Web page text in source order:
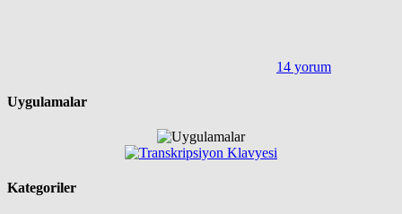
14 yorum
Uygulamalar
Kategoriler